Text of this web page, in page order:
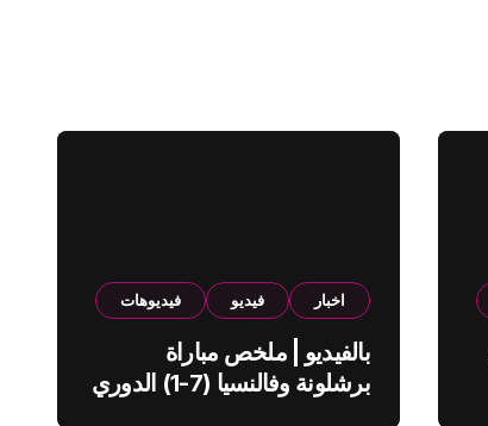
اخبار فيديو فيديوهات
بالفيديو | ملخص مباراة
برشلونة وفالنسيا (7-1) الدوري